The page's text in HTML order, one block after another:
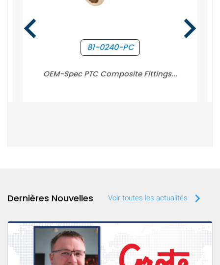
81-0240-PC
OEM-Spec PTC Composite Fittings...
keyboard_arrow_left keyboard_arrow_right
Dernières Nouvelles Voir toutes les actualités keyboard_arrow_right